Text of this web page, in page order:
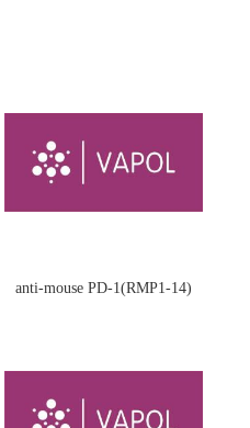
anti-mouse PD-1(RMP1-14)